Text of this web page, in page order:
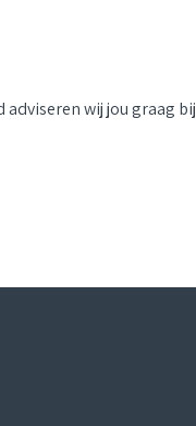
wij jou graag bij